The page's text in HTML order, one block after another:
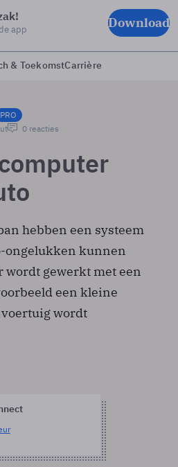
app Download
& ToekomstCarrière
PRO
0 reacties
hebben een systeem
ongelukken kunnen
gewerkt met een
een kleine
voertuig wordt